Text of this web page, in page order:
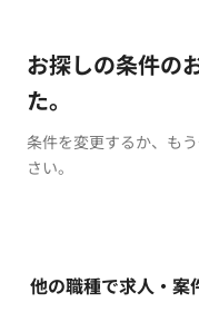
お探しの条件の
た。
条件を変更するか、も
さい。
他の職種で求人・案